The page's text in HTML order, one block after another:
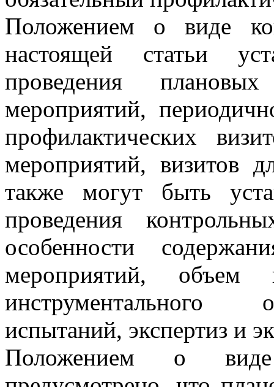
Положением о виде
настоящей статьи
проведения
мероприятий,
профилактических
мероприятий, визитов
также могут быть
проведения
особенности
мероприятий, объем
инструментального
испытаний, экспертиз и
Положением о